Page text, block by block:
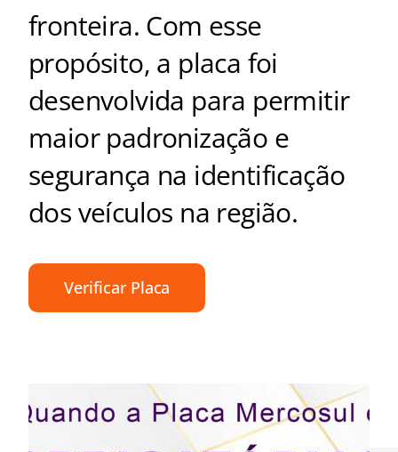
fronteira. Com esse
propósito, a placa foi
desenvolvida para permitir
maior padronização e
segurança na identificação
dos veículos na região.
Verificar Placa